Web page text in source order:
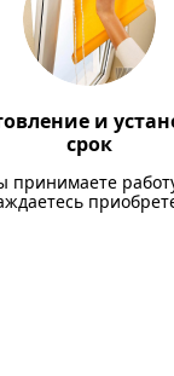
и
срок
принимаете